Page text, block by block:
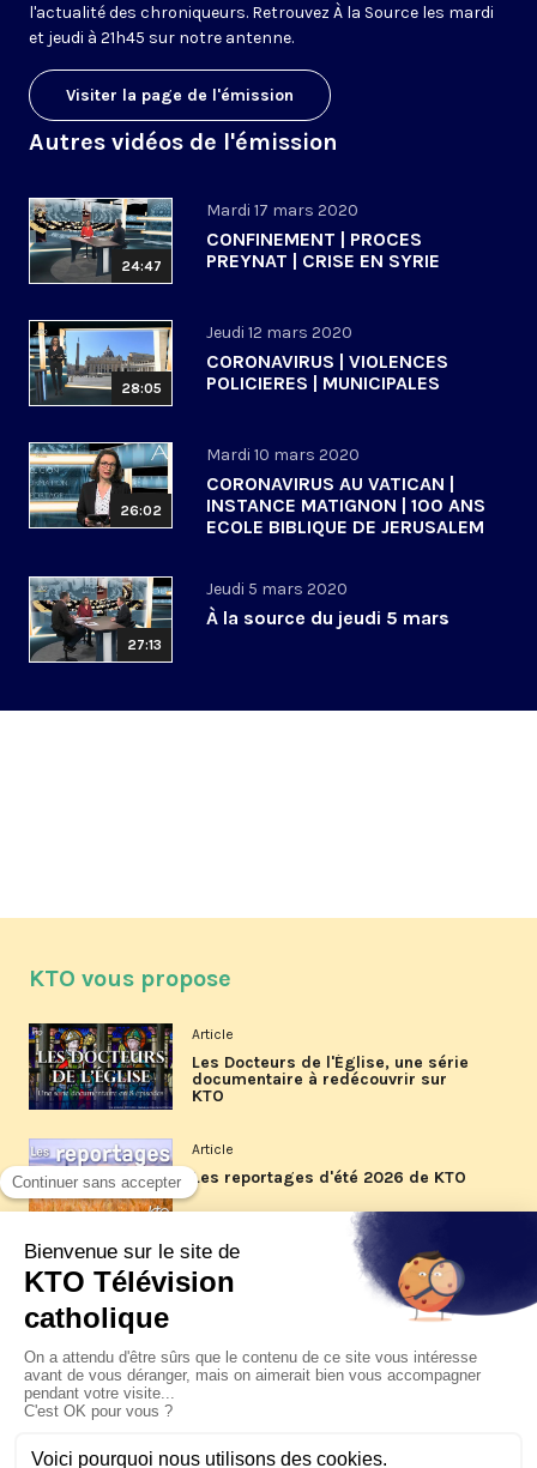
l'actualité des chroniqueurs. Retrouvez À la Source les mardi
et jeudi à 21h45 sur notre antenne.
Visiter la page de l'émission
Autres vidéos de l'émission
24:47
Mardi 17 mars 2020
CONFINEMENT | PROCES
PREYNAT | CRISE EN SYRIE
28:05
Jeudi 12 mars 2020
CORONAVIRUS | VIOLENCES
POLICIERES | MUNICIPALES
26:02
Mardi 10 mars 2020
CORONAVIRUS AU VATICAN |
INSTANCE MATIGNON | 100 ANS
ECOLE BIBLIQUE DE JERUSALEM
27:13
Jeudi 5 mars 2020
À la source du jeudi 5 mars
KTO vous propose
Article
Les Docteurs de l'Église, une série
documentaire à redécouvrir sur
KTO
Article
Les reportages d'été 2026 de KTO
Article
La visite pastorale du pape Léon
XIV à Assise à suivre sur KTO le
Article